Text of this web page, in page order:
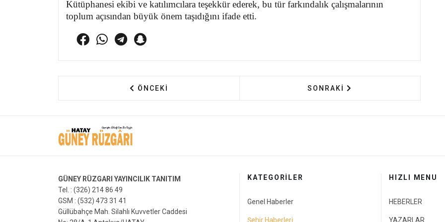
Kütüphanesi ekibi ve katılımcılara teşekkür ederek, bu tür farkındalık çalışmalarının
toplum açısından büyük önem taşıdığını ifade etti.
ÖNCEKI MAKALE: BAŞKAN YAPAR'DAN KİSECİK MAHALLESİ’NDE MUHTARLAR
ÖNCEKI SONRAKI MAKALE: HATSO
SONRAKI
GÜNEY RÜZGARI YAYINCILIK TANITIM
Tel. : (326) 214 86 49
GSM : (532) 473 31 41
Güllübahçe Mah. Silahlı Kuvvetler Caddesi
KATEGORİLER
Genel Haberler
Şehir Haberleri
HIZLI MENU
HEBERLER
YAZARLAR